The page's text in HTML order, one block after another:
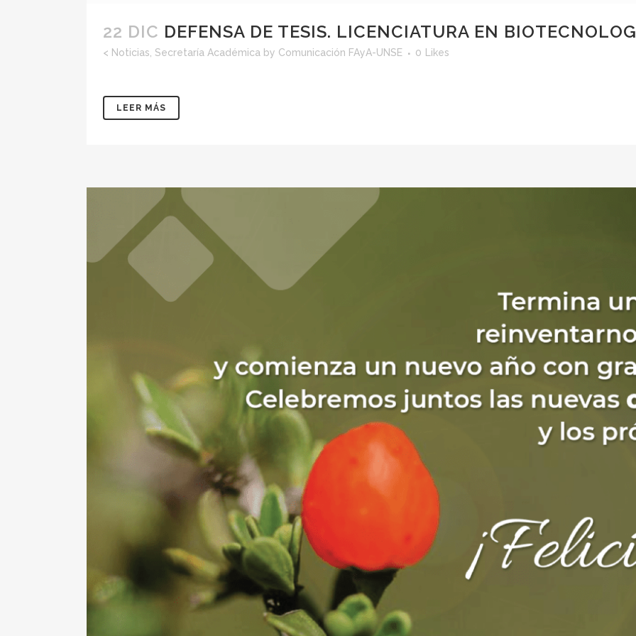
22 DIC DEFENSA DE TESIS. LICENCIATURA EN
< Noticias Secretaría Académica by Comunicación FAyA-UNSE 0 Likes
LEER MÁS